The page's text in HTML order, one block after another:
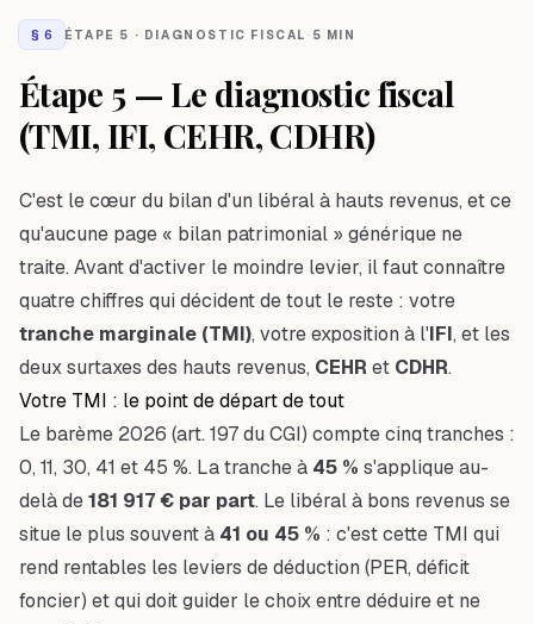
§ 6 ÉTAPE 5 · DIAGNOSTIC FISCAL · 5 MIN
Étape 5 — Le diagnostic fiscal
(TMI, IFI, CEHR, CDHR)
C'est le cœur du bilan d'un libéral à hauts revenus, et ce
qu'aucune page « bilan patrimonial » générique ne
traite. Avant d'activer le moindre levier, il faut connaître
quatre chiffres qui décident de tout le reste : votre
tranche marginale (TMI), votre exposition à l'IFI, et les
deux surtaxes des hauts revenus, CEHR et CDHR.
Votre TMI : le point de départ de tout
Le barème 2026 (art. 197 du CGI) compte cinq tranches :
0, 11, 30, 41 et 45 %. La tranche à 45 % s'applique au-
delà de181 917 € par part. Le libéral à bons revenus se
situe le plus souvent à 41 ou 45 % : c'est cette TMI qui
rend rentables les leviers dedéduction (PER, déficit
foncier) et qui doit guider le choix entre déduire et ne